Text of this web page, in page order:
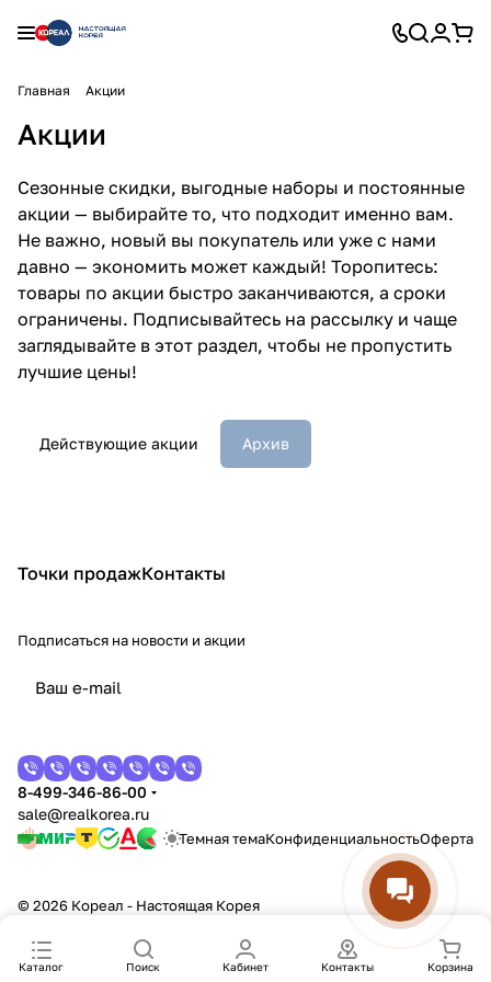
Главная Акции
Акции
Сезонные скидки, выгодные наборы и постоянные
акции — выбирайте то, что подходит именно вам.
Не важно, новый вы покупатель или уже с нами
давно — экономить может каждый! Торопитесь:
товары по акции быстро заканчиваются, а сроки
ограничены. Подписывайтесь на рассылку и чаще
заглядывайте в этот раздел, чтобы не пропустить
лучшие цены!
Действующие акции Архив
Каталог Поиск Кабинет Контакты Корзина
Точки продажКонтакты
Подписаться на новости и акции
8-499-346-86-00
sale@realkorea.ru
Темная темаКонфиденциальностьОферта
© 2026 Кореал - Настоящая Корея